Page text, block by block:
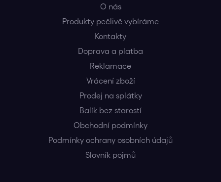
O nás
Produkty pečlivě vybíráme
Kontakty
Doprava a platba
Reklamace
Vrácení zboží
Prodej na splátky
Balík bez starostí
Obchodní podmínky
Podmínky ochrany osobních údajů
Slovník pojmů